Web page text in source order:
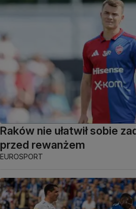
Raków nie ułatwił sobie
przed rewanżem
EUROSPORT